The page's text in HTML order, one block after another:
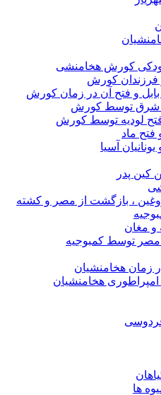
کورش هخامنشی
کورش
بابل و فتح آن در زمان کورش
شرق توسط کورش
لودیه توسط کورش
ماد
آسیا
کین پدر
، بازگشت از مصر و کشته
و مغان
توسط کمبوجیه
زمان هخامنشیان
هخامنشیان
ها